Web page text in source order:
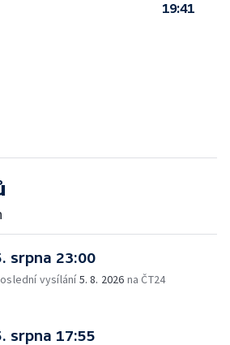
19:41
srpna 23:00
vysílání5. 8. 2026 na ČT24
srpna 17:55